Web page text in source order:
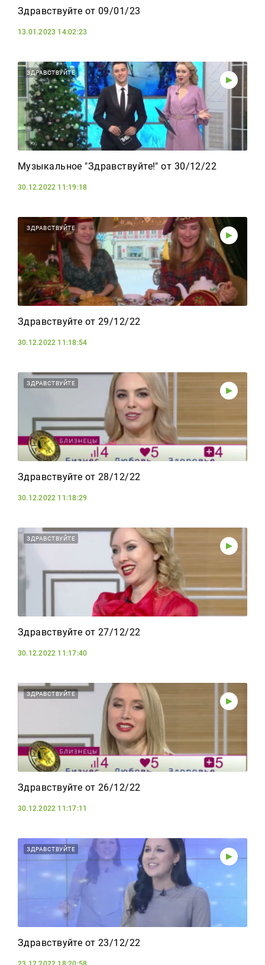
Здравствуйте от 09/01/23
13.01.2023 14:02:23
ЗДРАВСТВУЙТЕ
Музыкальное "Здравствуйте!" от 30/12/22
30.12.2022 11:19:18
ЗДРАВСТВУЙТЕ
Здравствуйте от 29/12/22
30.12.2022 11:18:54
ЗДРАВСТВУЙТЕ
Здравствуйте от 28/12/22
30.12.2022 11:18:29
ЗДРАВСТВУЙТЕ
Здравствуйте от 27/12/22
30.12.2022 11:17:40
ЗДРАВСТВУЙТЕ
Здравствуйте от 26/12/22
30.12.2022 11:17:11
ЗДРАВСТВУЙТЕ
Здравствуйте от 23/12/22